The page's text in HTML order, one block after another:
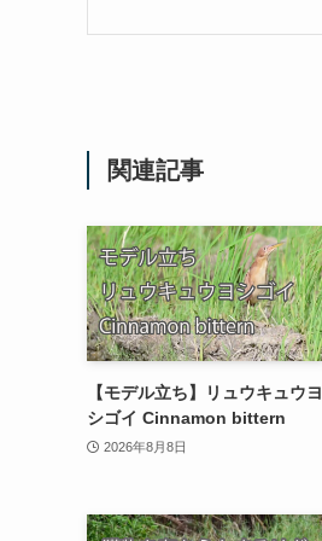
関連記事
【モデル立ち】リュウキュウヨ
シゴイ Cinnamon bittern
2026年8月8日